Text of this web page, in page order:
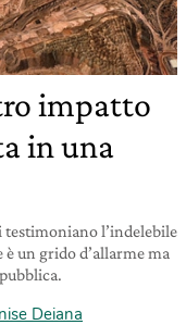
impatto
in una
testimoniano l’indelebile
un grido d’allarme ma
Deiana